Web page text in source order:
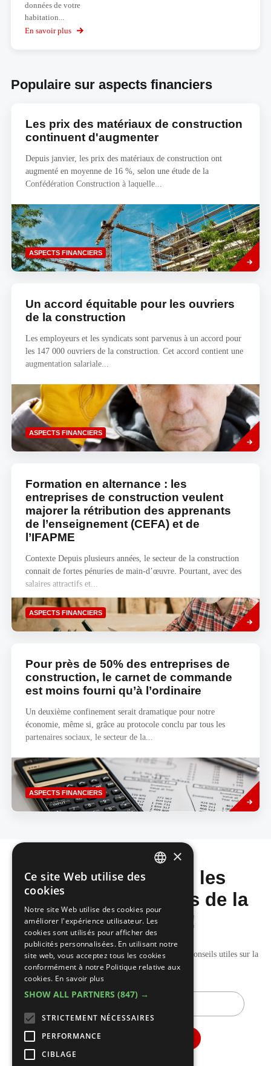
données de votre
habitation...
En savoir plus
sur
Populaire sur aspects financiers
Les prix des matériaux de construction
continuent d'augmenter
Depuis janvier, les prix des matériaux de construction ont
augmenté en moyenne de 16 %, selon une étude de la
Confédération Construction à laquelle...
ASPECTS FINANCIERS
Savoir
plus
Un accord équitable pour les ouvriers
de la construction
Les employeurs et les syndicats sont parvenus à un accord pour
les 147 000 ouvriers de la construction. Cet accord contient une
augmentation salariale...
ASPECTS FINANCIERS
Savoir
plus
Formation en alternance : les
entreprises de construction veulent
majorer la rétribution des apprenants
de l’enseignement (CEFA) et de
l’IFAPME
Contexte Depuis plusieurs années, le secteur de la construction
connait de fortes pénuries de main-d’œuvre. Pourtant, avec des
salaires attractifs et...
ASPECTS FINANCIERS
Savoir
plus
Pour près de 50% des entreprises de
construction, le carnet de commande
est moins fourni qu’à l’ordinaire
Un deuxième confinement serait dramatique pour notre
économie, même si, grâce au protocole conclu par tous les
partenaires sociaux, le secteur de la...
ASPECTS FINANCIERS
Savoir
plus
Ne manquez pas les
dernières nouvelles de la
construction!
Recevez nos mises à jour hebdomadaires pleines de conseils utiles sur la
construction et la rénovation.
E-
×
Ce site Web utilise des
cookies
Notre site Web utilise des cookies pour
améliorer l'expérience utilisateur. Les
cookies sont utilisés pour afficher des
publicités personnalisées. En utilisant notre
site web, vous acceptez tous les cookies
conformément à notre Politique relative aux
cookies. En savoir plus
SHOW ALL PARTNERS (847) →
STRICTEMENT NÉCESSAIRES
PERFORMANCE
CIBLAGE